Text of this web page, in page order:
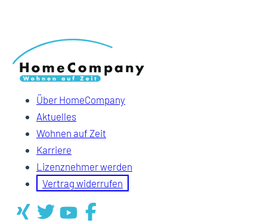
Über HomeCompany
Aktuelles
Wohnen auf Zeit
Karriere
Lizenznehmer werden
Vertrag widerrufen